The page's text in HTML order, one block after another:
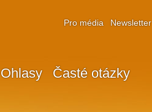
Ohlasy Časté otázky
Pro média Newsletter